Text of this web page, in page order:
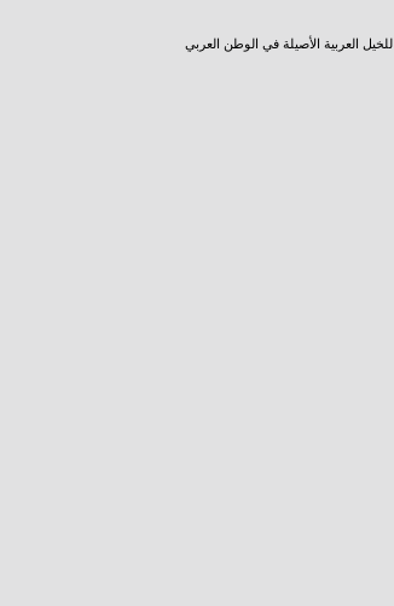
العربية الأصيلة في الوطن العربي